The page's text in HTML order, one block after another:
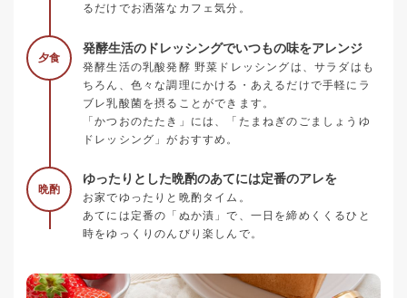
るだけでお洒落なカフェ気分。
夕食
発酵生活のドレッシングでいつもの味をアレンジ
発酵生活の乳酸発酵 野菜ドレッシングは、サラダはも
ちろん、色々な調理にかける・あえるだけで手軽にラ
ブレ乳酸菌を摂ることができます。
「かつおのたたき」には、「たまねぎのごましょうゆ
ドレッシング」がおすすめ。
晩酌
ゆったりとした晩酌のあてには定番のアレを
お家でゆったりと晩酌タイム。
あてには定番の「ぬか漬」で、一日を締めくくるひと
時をゆっくりのんびり楽しんで。